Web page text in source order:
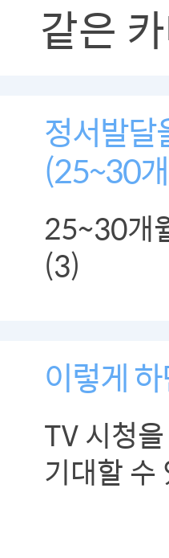
같은
정서발달
(25~30
25~30개
(3)
이렇게
TV 시청
기대할 수